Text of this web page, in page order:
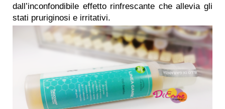
dall’inconfondibile effetto rinfrescante che allevia gli
stati pruriginosi e irritativi.